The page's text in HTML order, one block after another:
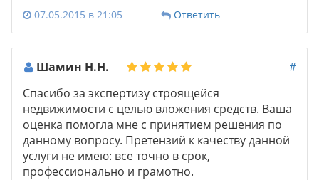
07.05.2015 в 21:05 Ответить
Шамин Н.Н.
#
Спасибо за экспертизу строящейся
недвижимости с целью вложения средств. Ваша
оценка помогла мне с принятием решения по
данному вопросу. Претензий к качеству данной
услуги не имею: все точно в срок,
профессионально и грамотно.